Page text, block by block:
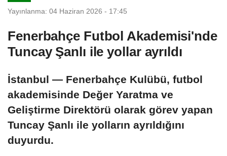
Yayınlanma: 04 Haziran 2026 - 17:45
Fenerbahçe Futbol Akademisi'nde
Tuncay Şanlı ile yollar ayrıldı
İstanbul — Fenerbahçe Kulübü, futbol
akademisinde Değer Yaratma ve
Geliştirme Direktörü olarak görev yapan
Tuncay Şanlı ile yolların ayrıldığını
duyurdu.